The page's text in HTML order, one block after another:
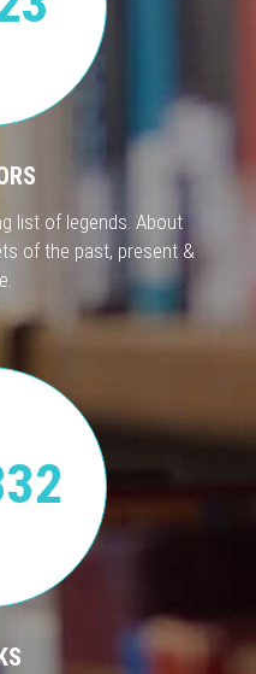
list of legends. About
of the past, present &